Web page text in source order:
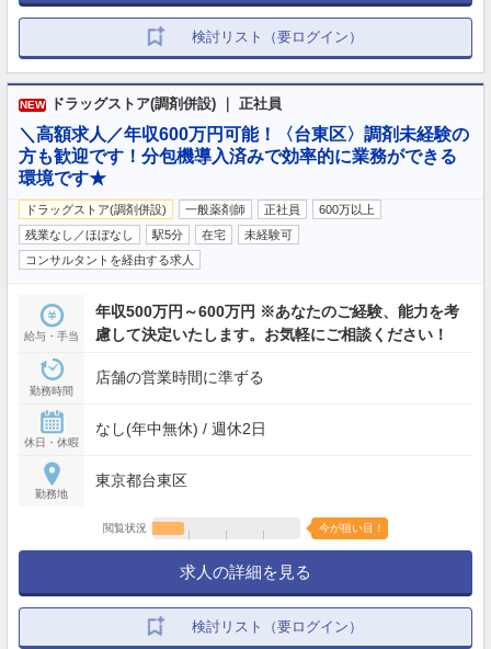
検討リスト（要ログイン）
NEW ドラッグストア(調剤併設) ｜ 正社員
＼高額求人／年収600万円可能！〈台東区〉調剤未経験の
方も歓迎です！分包機導入済みで効率的に業務ができる
環境です★
ドラッグストア(調剤併設) 一般薬剤師 正社員
600万以上
残業なし／ほぼなし
駅5分 在宅
未経験可
コンサルタントを経由する求人
給与・手当
年収500万円～600万円 ※あなたのご経験、能力を考
慮して決定いたします。お気軽にご相談ください！
勤務時間
店舗の営業時間に準ずる
休日・休暇
なし(年中無休) / 週休2日
勤務地
東京都台東区
閲覧状況 今が狙い目！
求人の詳細を見る
検討リスト（要ログイン）